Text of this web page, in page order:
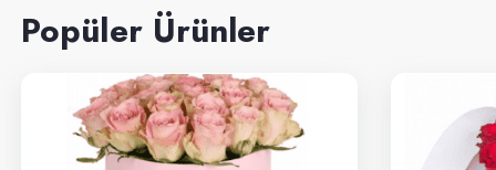
Popüler Ürünler